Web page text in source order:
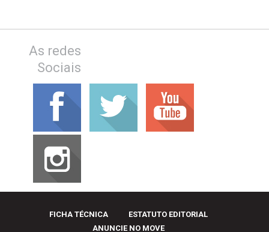
As redes
Sociais
FICHA TÉCNICA
ESTATUTO EDITORIAL
ANUNCIE NO MOVE